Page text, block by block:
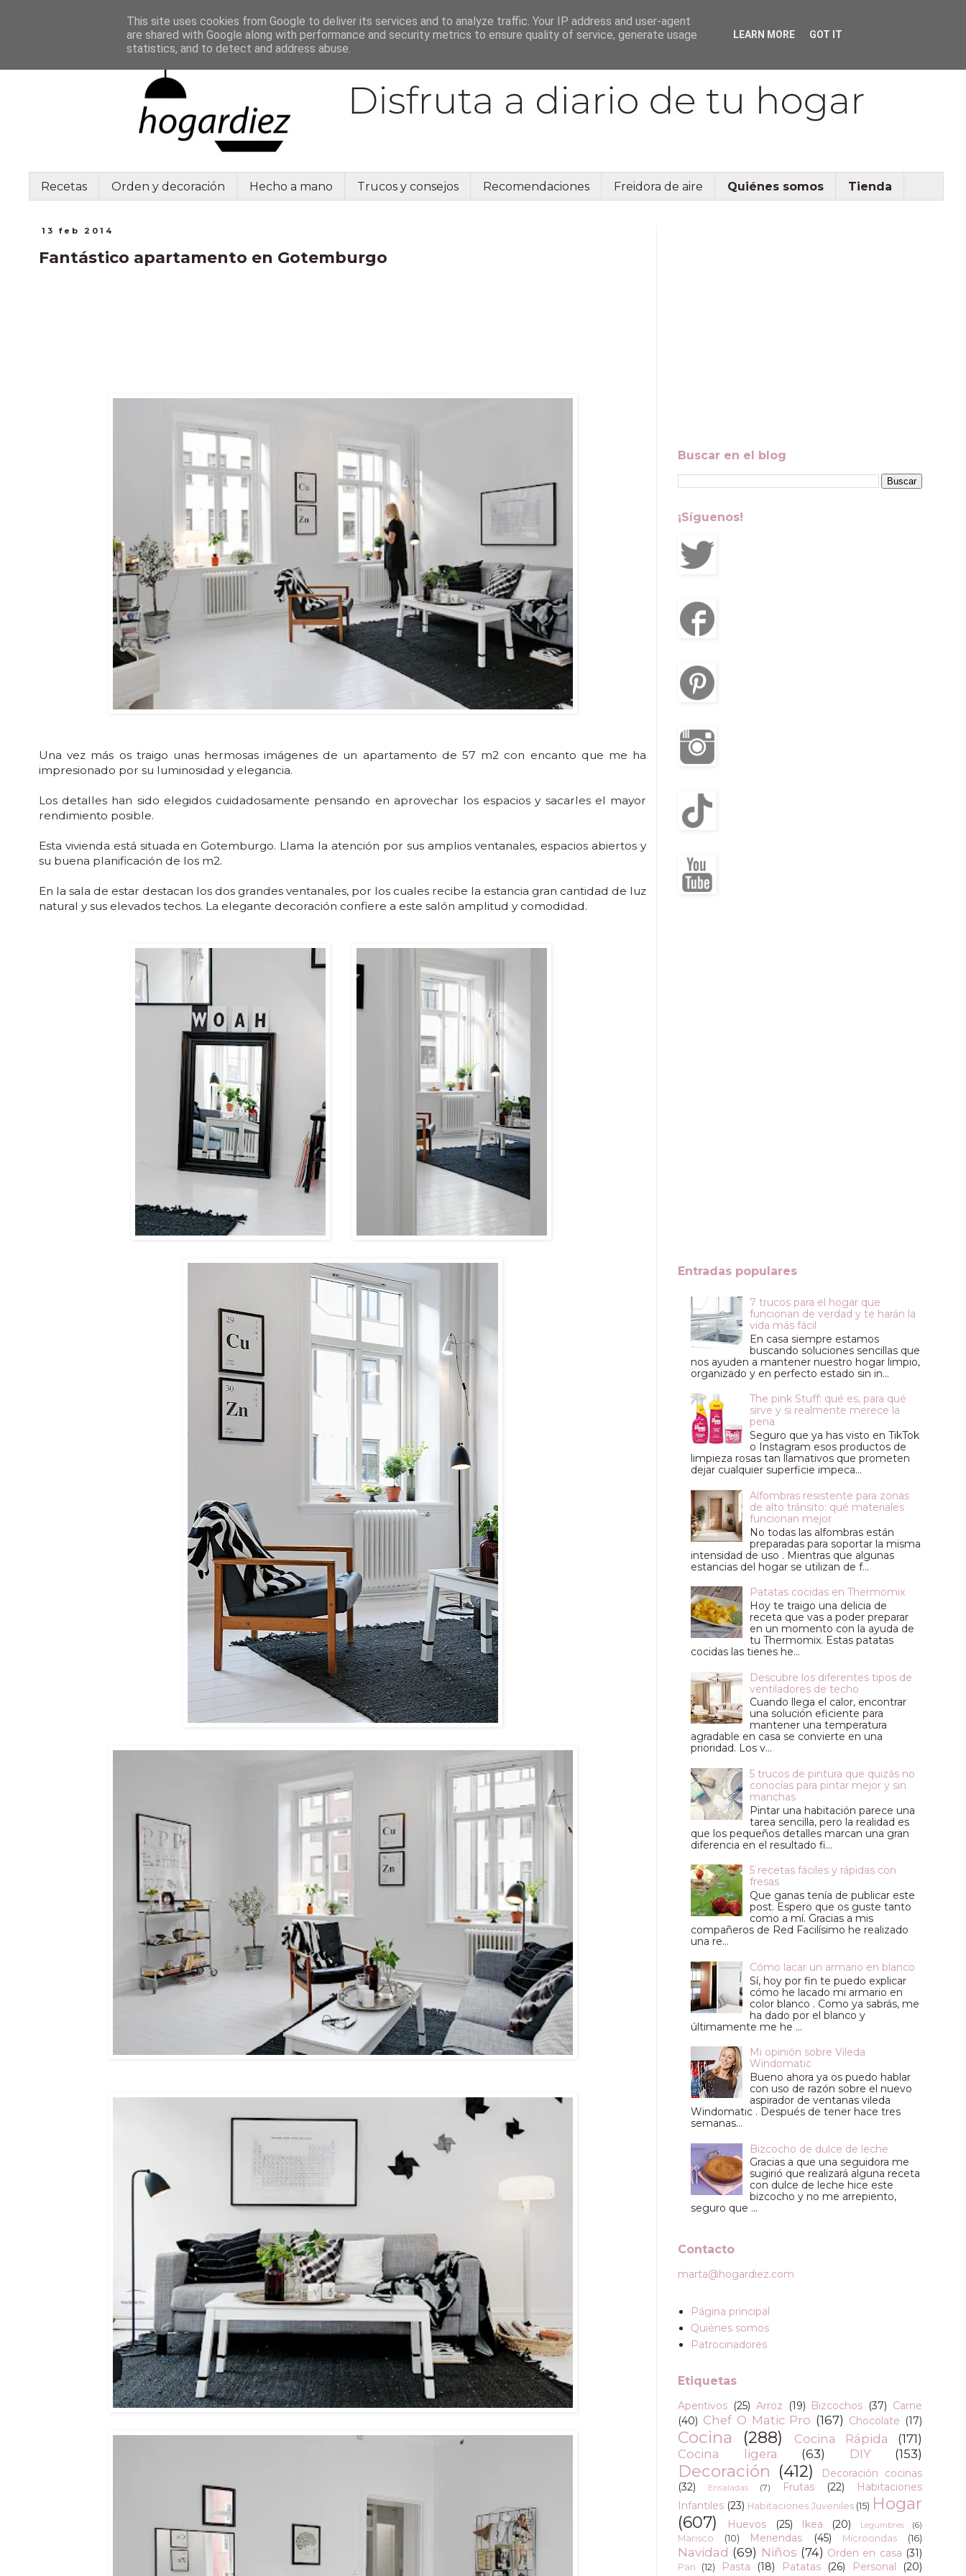
Recetas Orden y decoración Hecho a mano Trucos y consejos Recomendaciones Freidora de aire Quiénes somos Tienda
13 feb 2014
Fantástico apartamento en Gotemburgo
Una vez más os traigo unas hermosas imágenes de un apartamento de 57 m2 con encanto que me ha
impresionado por su luminosidad y elegancia.
Los detalles han sido elegidos cuidadosamente pensando en aprovechar los espacios y sacarles el mayor
rendimiento posible.
Esta vivienda está situada en Gotemburgo. Llama la atención por sus amplios ventanales, espacios abiertos y
su buena planificación de los m2.
En la sala de estar destacan los dos grandes ventanales, por los cuales recibe la estancia gran cantidad de luz
natural y sus elevados techos. La elegante decoración confiere a este salón amplitud y comodidad.
Buscar en el blog
¡Síguenos!
Entradas populares
7 trucos para el hogar que
funcionan de verdad y te harán la
vida más fácil
En casa siempre estamos
buscando soluciones sencillas que
nos ayuden a mantener nuestro hogar limpio,
organizado y en perfecto estado sin in...
The pink Stuff: qué es, para qué
sirve y si realmente merece la
pena
Seguro que ya has visto en TikTok
o Instagram esos productos de
limpieza rosas tan llamativos que prometen
dejar cualquier superficie impeca...
Alfombras resistente para zonas
de alto tránsito: qué materiales
funcionan mejor
No todas las alfombras están
preparadas para soportar la misma
intensidad de uso . Mientras que algunas
estancias del hogar se utilizan de f...
Patatas cocidas en Thermomix
Hoy te traigo una delicia de
receta que vas a poder preparar
en un momento con la ayuda de
tu Thermomix. Estas patatas
cocidas las tienes he...
Descubre los diferentes tipos de
ventiladores de techo
Cuando llega el calor, encontrar
una solución eficiente para
mantener una temperatura
agradable en casa se convierte en una
prioridad. Los v...
5 trucos de pintura que quizás no
conocías para pintar mejor y sin
manchas
Pintar una habitación parece una
tarea sencilla, pero la realidad es
que los pequeños detalles marcan una gran
diferencia en el resultado fi...
5 recetas fáciles y rápidas con
fresas
Que ganas tenía de publicar este
post. Espero que os guste tanto
como a mí. Gracias a mis
compañeros de Red Facilísimo he realizado
una re...
Cómo lacar un armario en blanco
Sí, hoy por fin te puedo explicar
cómo he lacado mi armario en
color blanco . Como ya sabrás, me
ha dado por el blanco y
últimamente me he ...
Mi opinión sobre Vileda
Windomatic
Bueno ahora ya os puedo hablar
con uso de razón sobre el nuevo
aspirador de ventanas vileda
Windomatic . Después de tener hace tres
semanas...
Bizcocho de dulce de leche
Gracias a que una seguidora me
sugirió que realizará alguna receta
con dulce de leche hice este
bizcocho y no me arrepiento,
seguro que ...
Contacto
marta@hogardiez.com
Página principal
Quiénes somos
Patrocinadores
Etiquetas
Aperitivos (25) Arroz (19) Bizcochos (37) Carne
(40) Chef O Matic Pro (167) Chocolate (17)
Cocina (288) Cocina Rápida
(171)
Cocina ligera
(63) DIY (153)
Decoración (412)
Decoración cocinas
(32)
Ensaladas (7) Frutas (22)
Habitaciones
Infantiles (23) Habitaciones Juveniles (15) Hogar
(607)
Huevos (25) Ikea (20) Legumbres (6)
Marisco (10) Meriendas (45) Microondas (16)
Navidad (69) Niños (74) Orden en casa (31)
Pan (12) Pasta (18) Patatas (26) Personal
(20)
This site uses cookies from Google to deliver its services and to analyze traffic. Your IP address and user-agent
are shared with Google along with performance and security metrics to ensure quality of service, generate usage
statistics, and to detect and address abuse.
LEARN MORE GOT IT